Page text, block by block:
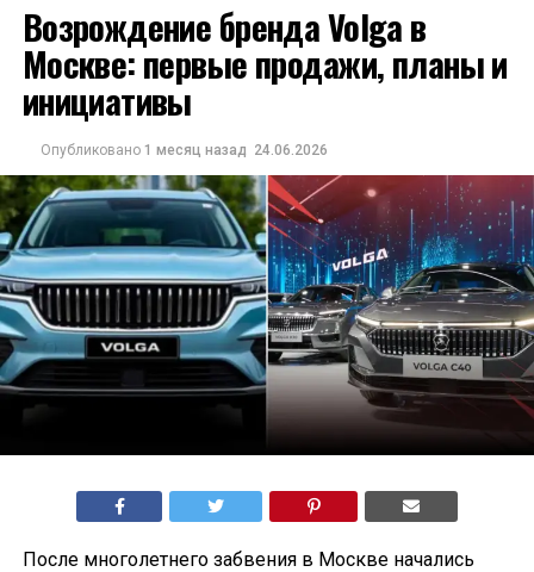
Возрождение бренда Volga в
Москве: первые продажи, планы и
инициативы
Опубликовано 1 месяц назад 24.06.2026
После многолетнего забвения в Москве начались